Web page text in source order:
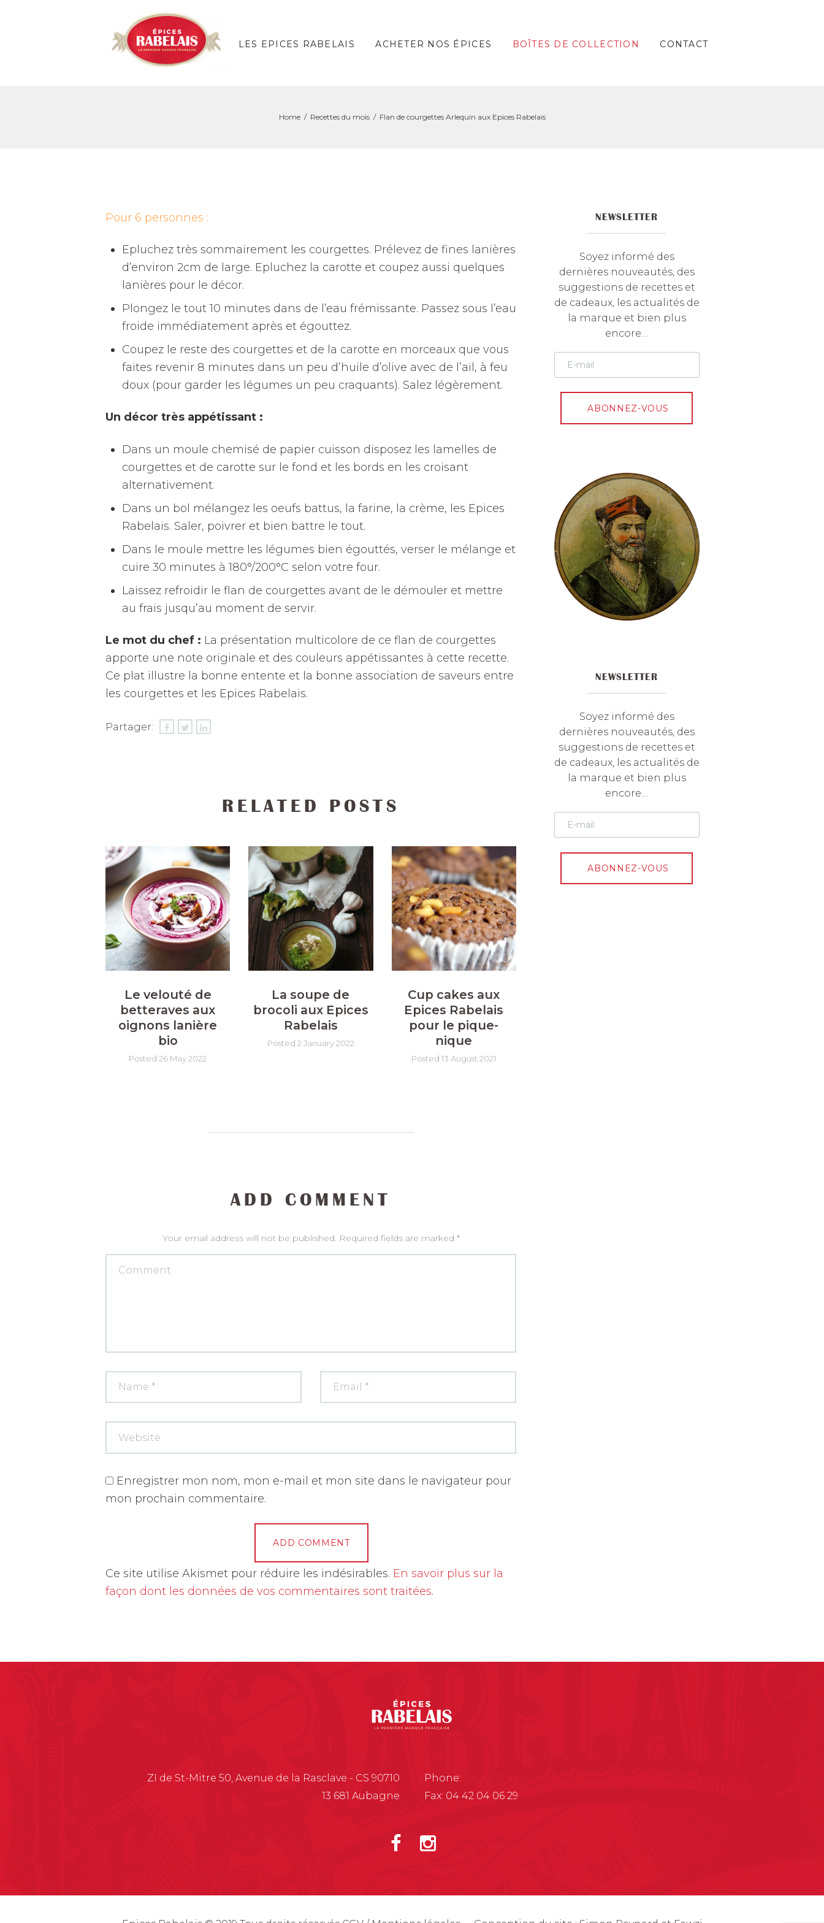
LES EPICES RABELAIS ACHETER NOS ÉPICES BOÎTES DE COLLECTION CONTACT
Home Recettes du mois Flan de courgettes Arlequin aux Epices Rabelais
Pour 6 personnes :
Epluchez très sommairement les courgettes. Prélevez de fines lanières
d’environ 2cm de large. Epluchez la carotte et coupez aussi quelques
lanières pour le décor.
Plongez le tout 10 minutes dans de l’eau frémissante. Passez sous l’eau
froide immédiatement après et égouttez.
Coupez le reste des courgettes et de la carotte en morceaux que vous
faites revenir 8 minutes dans un peu d’huile d’olive avec de l’ail, à feu
doux (pour garder les légumes un peu craquants). Salez légèrement.
Un décor très appétissant :
Dans un moule chemisé de papier cuisson disposez les lamelles de
courgettes et de carotte sur le fond et les bords en les croisant
alternativement.
Dans un bol mélangez les oeufs battus, la farine, la crème, les Epices
Rabelais. Saler, poivrer et bien battre le tout.
Dans le moule mettre les légumes bien égouttés, verser le mélange et
cuire 30 minutes à 180°/200°C selon votre four.
Laissez refroidir le flan de courgettes avant de le démouler et mettre
au frais jusqu’au moment de servir.
Le mot du chef : La présentation multicolore de ce flan de courgettes
apporte une note originale et des couleurs appétissantes à cette recette.
Ce plat illustre la bonne entente et la bonne association de saveurs entre
les courgettes et les Epices Rabelais.
Partager:
RELATED POSTS
Le velouté de
betteraves aux
oignons lanière
bio
Posted 26 May 2022
La soupe de
brocoli aux Epices
Rabelais
Posted 2 January 2022
Cup cakes aux
Epices Rabelais
pour le pique-
nique
Posted 13 August 2021
ADD COMMENT
Your email address will not be published. Required fields are marked *
Enregistrer mon nom, mon e-mail et mon site dans le navigateur pour
mon prochain commentaire.
A
l
n
Ce site utilise Akismet pour réduire les indésirables. En savoir plus sur la
façon dont les données de vos commentaires sont traitées.
NEWSLETTER
Soyez informé des
dernières nouveautés, des
suggestions de recettes et
de cadeaux, les actualités de
la marque et bien plus
encore…
NEWSLETTER
Soyez informé des
dernières nouveautés, des
suggestions de recettes et
de cadeaux, les actualités de
la marque et bien plus
encore…
Phone:
Fax: 04 42 04 06 29
ZI de St-Mitre 50, Avenue de la Rasclave - CS 90710
13 681 Aubagne